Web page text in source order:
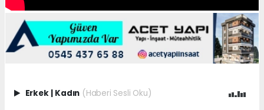
Erkek | Kadın (Haberi Sesli Oku)